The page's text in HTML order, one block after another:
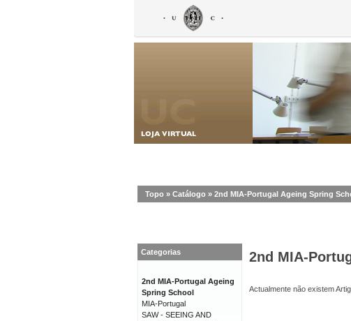
Topo » Catálogo » 2nd MIA-Portugal Ageing Spring
2nd MIA-
Actualmente não existem
Categorias
2nd MIA-Portugal Ageing
Spring School
MIA-Portugal
SAW - SEEING AND